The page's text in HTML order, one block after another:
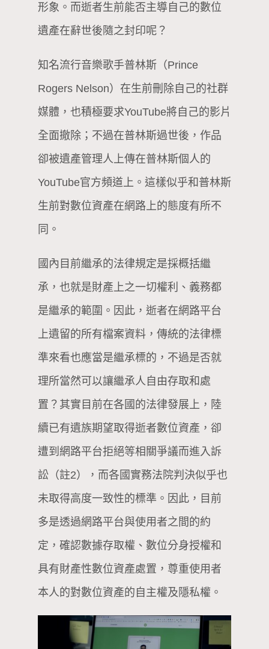
形象。而逝者生前能否主導自己的數位
遺產在辭世後隨之封印呢？
知名流行音樂歌手普林斯（Prince
Rogers Nelson）在生前刪除自己的社群
媒體，也積極要求YouTube將自己的影片
全面撤除；不過在普林斯過世後，作品
卻被遺產管理人上傳在普林斯個人的
YouTube官方頻道上。這樣似乎和普林斯
生前對數位資產在網路上的態度有所不
同。
國內目前繼承的法律規定是採概括繼
承，也就是財產上之一切權利、義務都
是繼承的範圍。因此，逝者在網路平台
上遺留的所有檔案資料，傳統的法律標
準來看也應當是繼承標的，不過是否就
理所當然可以讓繼承人自由存取和處
置？其實目前在各國的法律發展上，陸
續已有遺族期望取得逝者數位資產，卻
遭到網路平台拒絕等相關爭議而進入訴
訟（註2），而各國實務法院判決似乎也
未取得高度一致性的標準。因此，目前
多是透過網路平台與使用者之間的約
定，確認數據存取權、數位分身授權和
具有財產性數位資產處置，尊重使用者
本人的對數位資產的自主權及隱私權。